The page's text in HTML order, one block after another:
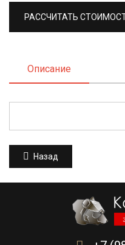
РАССЧИТАТЬ
Описание
Назад